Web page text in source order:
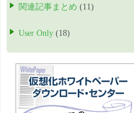
関連記事まとめ (11)
User Only (18)